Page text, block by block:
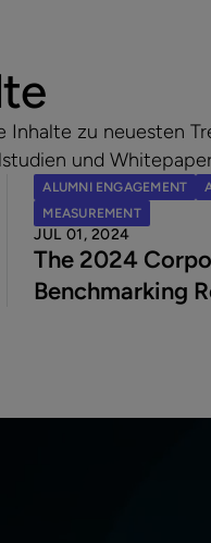
zu neuesten
und
ALUMNI ENGAGEMENT
MEASUREMENT
JUL 01, 2024
The 2024
Benchmarking